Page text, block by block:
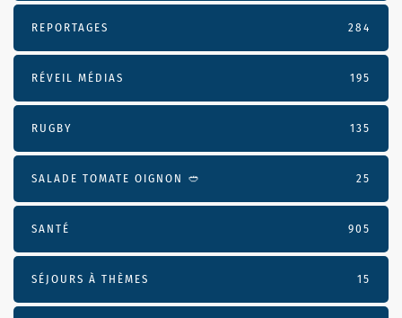
REPORTAGES 284
RÉVEIL MÉDIAS 195
RUGBY 135
SALADE TOMATE OIGNON 🥙 25
SANTÉ 905
SÉJOURS À THÈMES 15